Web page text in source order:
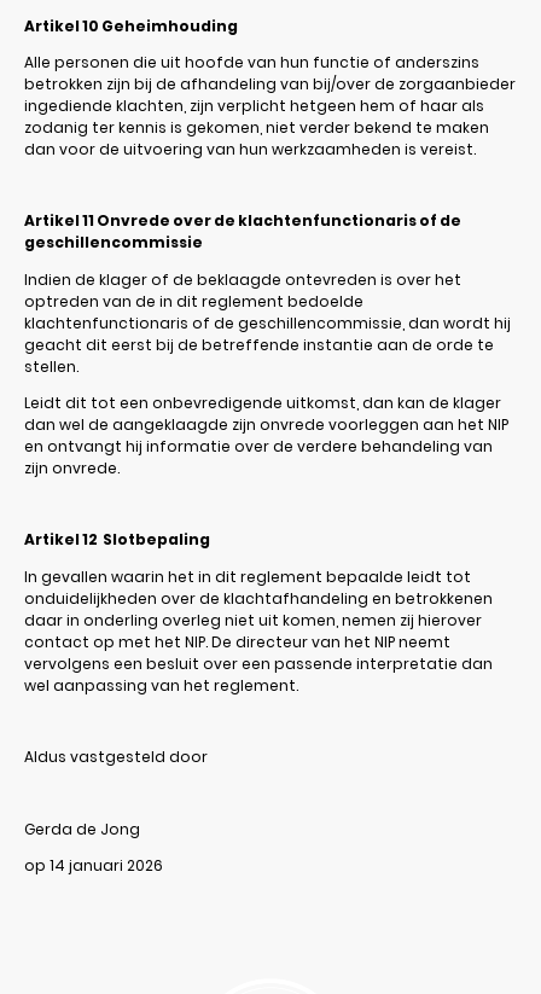
Artikel 10 Geheimhouding
Alle personen die uit hoofde van hun functie of anderszins
betrokken zijn bij de afhandeling van bij/over de zorgaanbieder
ingediende klachten, zijn verplicht hetgeen hem of haar als
zodanig ter kennis is gekomen, niet verder bekend te maken
dan voor de uitvoering van hun werkzaamheden is vereist.
Artikel 11Onvrede over de klachtenfunctionaris of de
geschillencommissie
Indien de klager of de beklaagde ontevreden is over het
optreden van de in dit reglement bedoelde
klachtenfunctionaris of de geschillencommissie, dan wordt hij
geacht dit eerst bij de betreffende instantie aan de orde te
stellen.
Leidt dit tot een onbevredigende uitkomst, dan kan de klager
dan wel de aangeklaagde zijn onvrede voorleggen aan het NIP
en ontvangt hij informatie over de verdere behandeling van
zijn onvrede.
Artikel 12 Slotbepaling
In gevallen waarin het in dit reglement bepaalde leidt tot
onduidelijkheden over de klachtafhandeling en betrokkenen
daar in onderling overleg niet uit komen, nemen zij hierover
contact op met het NIP. De directeur van het NIP neemt
vervolgens een besluit over een passende interpretatie dan
wel aanpassing van het reglement.
Aldus vastgesteld door
Gerda de Jong
op 14 januari 2026